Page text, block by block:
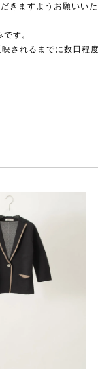
きますようお願いい
す。
されるまでに数日程